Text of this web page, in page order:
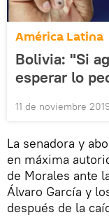
América Latina
Bolivia: "Si
esperar lo
11 de noviembre
La senadora y
en máxima
de Morales ante
Álvaro García y
después de la